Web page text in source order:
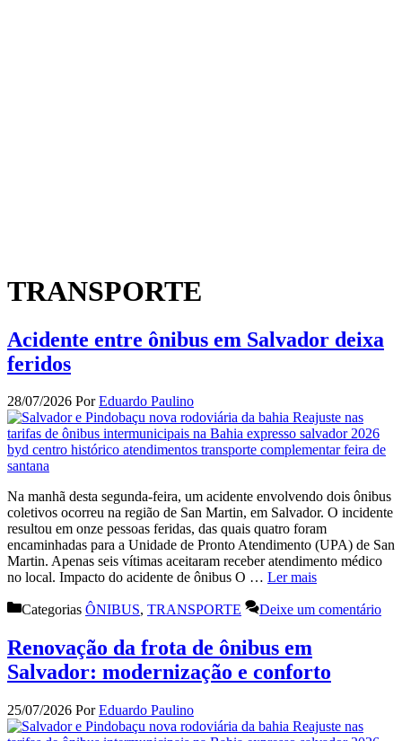
TRANSPORTE
Acidente entre ônibus em Salvador deixa
feridos
28/07/2026 PorEduardo Paulino
Na manhã desta segunda-feira, um acidente envolvendo dois ônibus
coletivos ocorreu na região de San Martin, em Salvador. O incidente
resultou em onze pessoas feridas, das quais quatro foram
encaminhadas para a Unidade de Pronto Atendimento (UPA) de San
Martin. Apenas seis vítimas aceitaram receber atendimento médico
no local. Impacto do acidente de ônibus O … Ler mais
Categorias ÔNIBUS, TRANSPORTE Deixe um comentário
Renovação da frota de ônibus em
Salvador: modernização e conforto
25/07/2026 PorEduardo Paulino